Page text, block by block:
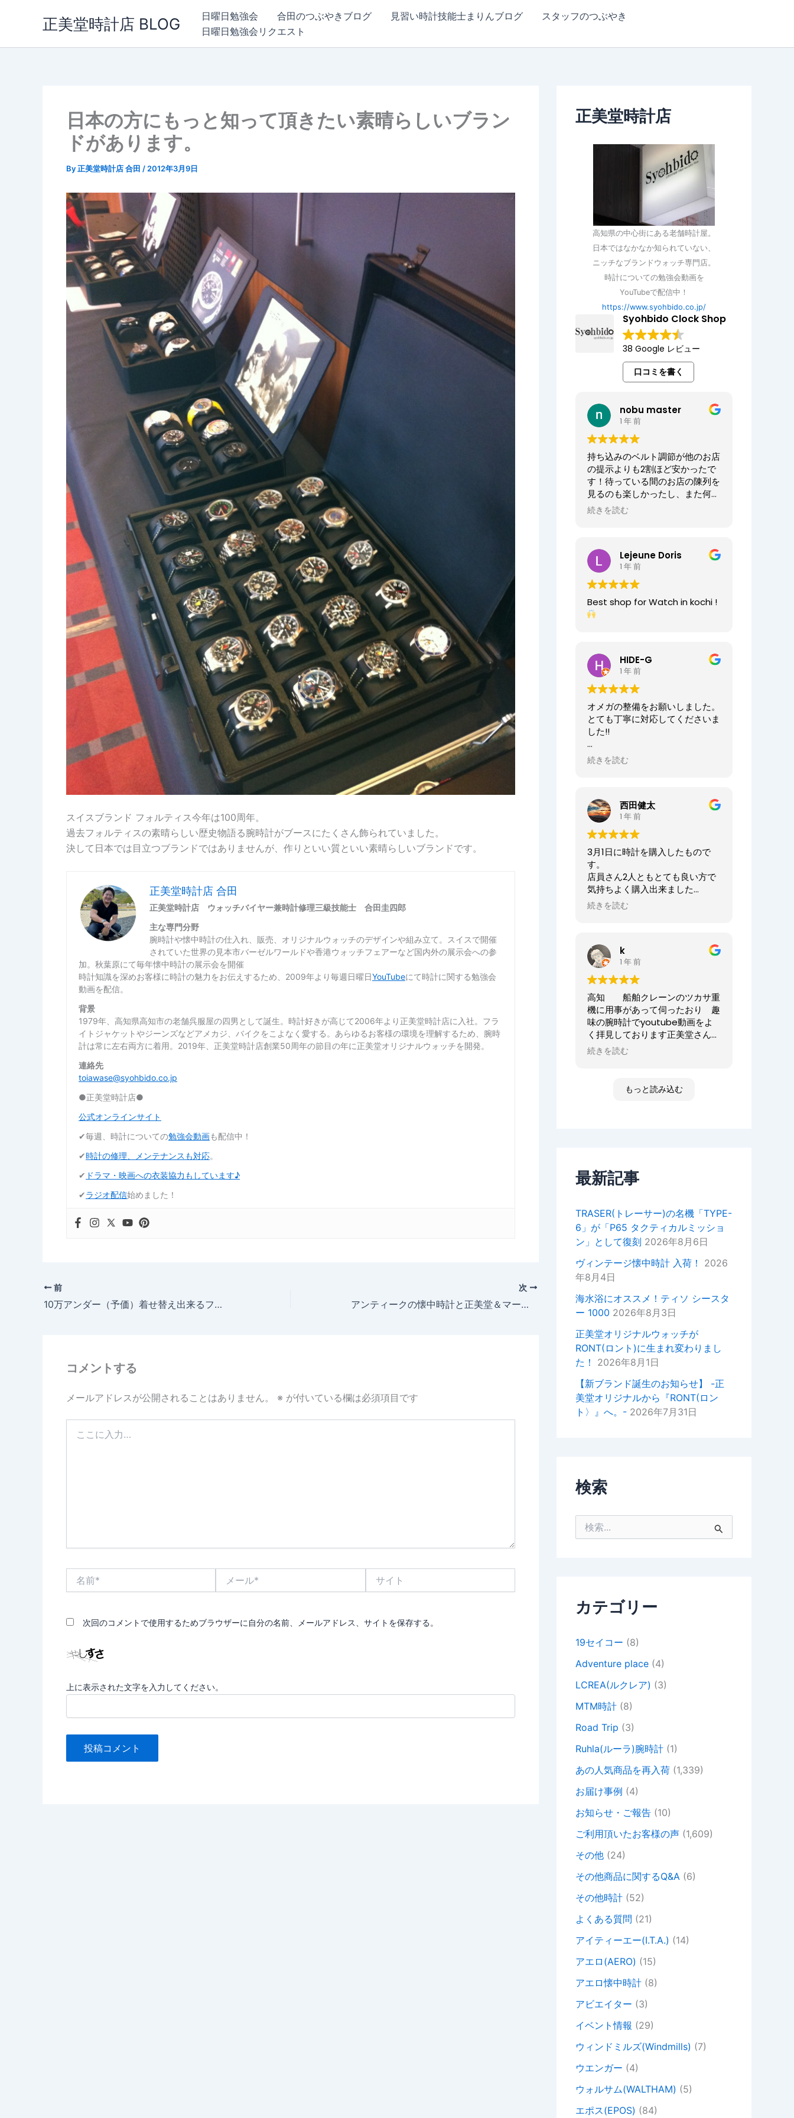
正美堂時計店 BLOG 日曜日勉強会 合田のつぶやきブログ 見習い時計技能士まりんブログ
スタッフのつぶやき
日曜日勉強会リクエスト
日本の方にもっと知って頂きたい素晴らしいブラン
ドがあります。
By正美堂時計店 合田 / 2012年3月9日
スイスブランド フォルティス今年は100周年。
過去フォルティスの素晴らしい歴史物語る腕時計がブースにたくさん飾られていました。
決して日本では目立つブランドではありませんが、作りといい質といい素晴らしいブランドです。
正美堂時計店 合田
正美堂時計店 ウォッチバイヤー兼時計修理三級技能士 合田圭四郎
主な専門分野
腕時計や懐中時計の仕入れ、販売、オリジナルウォッチのデザインや組み立て。スイスで開催
されていた世界の見本市バーゼルワールドや香港ウォッチフェアーなど国内外の展示会への参
加。秋葉原にて毎年懐中時計の展示会を開催
時計知識を深めお客様に時計の魅力をお伝えするため、2009年より毎週日曜日YouTubeにて時計に関する勉強会
動画を配信。
背景
1979年、高知県高知市の老舗呉服屋の四男として誕生。時計好きが高じて2006年より正美堂時計店に入社。フラ
イトジャケットやジーンズなどアメカジ、バイクをこよなく愛する。あらゆるお客様の環境を理解するため、腕時
計は常に左右両方に着用。2019年、正美堂時計店創業50周年の節目の年に正美堂オリジナルウォッチを開発。
連絡先
toiawase@syohbido.co.jp
●正美堂時計店●
公式オンラインサイト
✔︎毎週、時計についての勉強会動画も配信中！
✔︎時計の修理、メンテナンスも対応。
✔︎ ドラマ・映画への衣装協力もしています♪
✔︎ラジオ配信始めました！
前
10万アンダー（予価）着せ替え出来るフォルティス
次
アンティークの懐中時計と正美堂＆マーヴィン懐中時計が初めてご対面
コメントする
メールアドレスが公開されることはありません。 ※ が付いている欄は必須項目です
次回のコメントで使用するためブラウザーに自分の名前、メールアドレス、サイトを保存する。
上に表示された文字を入力してください。
正美堂時計店
高知県の中心街にある老舗時計屋。
日本ではなかなか知られていない、
ニッチなブランドウォッチ専門店。
時計についての勉強会動画を
YouTubeで配信中！
https://www.syohbido.co.jp/
Syohbido Clock Shop
38 Google レビュー
口コミを書く
nobu master
1 年 前
持ち込みのベルト調節が他のお店
の提示よりも2割ほど安かったで
す！待っている間のお店の陳列を
見るのも楽しかったし、また何か
あればお願いしたいお店でした。
た。店員の方が親切なのに加え、
時計がお好きなのが伝わってきま
すし、寄り添った接客をしてくれ
ましたので、買い物が気持ちよく
できました。また、おすすめ通り
交換したベルトもガラッと雰囲気
と仕事がマッチしたご商売は人の
心を豊かにするんだなぁと感じ入
りました。ありがとうございま
す。
オーナーからの返信
先日はベルト調整のご依頼誠にあ
店内も楽しんでいただけて何より
でございます。
ませ。
続きを読む
Lejeune Doris
1 年 前
Best shop for Watch in kochi !
HIDE-G
1 年 前
オメガの整備をお願いしました。
とても丁寧に対応してくださいま
した!!
オーナーからの返信
HIDE-G様
正美堂時計店でございます。
この度は大切な時計の修理をお任
せいただき誠にありがとうござい
ます。
また、嬉しい口コミも誠にありが
とうございます！！
何度も来ていただき申し訳ござい
ませんでした。
ル等、永くお付き合いいただけま
すと幸いです。
どうぞよろしくお願いいたしま
す。
正美堂時計店スタッフ
続きを読む
西田健太
1 年 前
3月1日に時計を購入したもので
す。
店員さん2人ともとても良い方で
気持ちよく購入出来ました
ありがとうございました
この度は数ある時計店の中から当
店へご来店いただき誠にありがと
うございました。
また、嬉しいまで、誠に口コミい
ただきありがとうございます。
大切な時計選びにお立ち会いでき
てとても嬉しかったです
またベルトのサイズが合わなくな
正美堂スタッフ
続きを読む
k
1 年 前
高知 船舶クレーンのツカサ重
機に用事があって伺ったおり 趣
味の腕時計でyoutube動画をよ
く拝見しております正美堂さん
へ 冷やかしで伺ってしまいまし
た ゴメンなさい 小心者ですか
な時間でした
高知 あと何回伺う事があるだ
セイコーのオートクォーツ 褒め
てもらえた！
オーナーからの返信
k様
この度は嬉しい評価をいただき誠
にありがとうございます。
YouTubeの動画もご覧いただい
ているとのことで、スタッフ一同
大変嬉しい気持ちでございます。
次お越しの際はぜひお話しさせて
いただきたいので宜しければお声
掛けいただけると幸いでございま
す。
今後ともどうぞよろしくお願いい
たします。
正美堂時計店スタッフ
続きを読む
もっと読み込む
最新記事
TRASER(トレーサー)の名機「TYPE-
6」が「P65 タクティカルミッショ
ン」として復刻 2026年8月6日
ヴィンテージ懐中時計 入荷！
2026
年8月4日
海水浴にオススメ！ティソ シースタ
ー 1000 2026年8月3日
正美堂オリジナルウォッチが
RONT(ロント)に生まれ変わりまし
た！
2026年8月1日
【新ブランド誕生のお知らせ】 -正
美堂オリジナルから『RONT(ロン
ト〉』へ。- 2026年7月31日
検索
カテゴリー
19セイコー (8)
Adventure place (4)
LCREA(ルクレア) (3)
MTM時計 (8)
Road Trip (3)
Ruhla(ルーラ)腕時計 (1)
あの人気商品を再入荷 (1,339)
お届け事例 (4)
お知らせ・ご報告 (10)
ご利用頂いたお客様の声 (1,609)
その他 (24)
その他商品に関するQ&A (6)
その他時計 (52)
よくある質問 (21)
アイティーエー(I.T.A.) (14)
アエロ(AERO) (15)
アエロ懐中時計 (8)
アビエイター (3)
イベント情報 (29)
ウィンドミルズ(Windmills) (7)
ウエンガー (4)
ウォルサム(WALTHAM) (5)
エポス(EPOS) (84)